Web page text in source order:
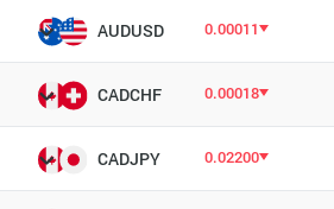
AUDUSD 0.00011
CADCHF 0.00018
CADJPY 0.02200